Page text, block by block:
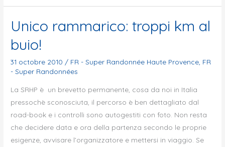
l’ACP
Juin
2012
Unico rammarico: troppi km al
buio!
31 octobre 2010 / FR - Super Randonnée Haute Provence FR
- Super Randonnées
La SRHP è un brevetto permanente, cosa da noi in Italia
pressochè sconosciuta, il percorso è ben dettagliato dal
road-book e i controlli sono autogestiti con foto. Non resta
che decidere data e ora della partenza secondo le proprie
esigenze, avvisare l’organizzatore e mettersi in viaggio. Se